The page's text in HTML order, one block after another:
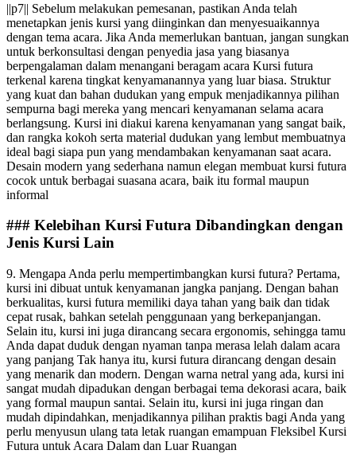
||p7|| Sebelum melakukan pemesanan, pastikan Anda telah
menetapkan jenis kursi yang diinginkan dan menyesuaikannya
dengan tema acara. Jika Anda memerlukan bantuan, jangan sungkan
untuk berkonsultasi dengan penyedia jasa yang biasanya
berpengalaman dalam menangani beragam acara Kursi futura
terkenal karena tingkat kenyamanannya yang luar biasa. Struktur
yang kuat dan bahan dudukan yang empuk menjadikannya pilihan
sempurna bagi mereka yang mencari kenyamanan selama acara
berlangsung. Kursi ini diakui karena kenyamanan yang sangat baik,
dan rangka kokoh serta material dudukan yang lembut membuatnya
ideal bagi siapa pun yang mendambakan kenyamanan saat acara.
Desain modern yang sederhana namun elegan membuat kursi futura
cocok untuk berbagai suasana acara, baik itu formal maupun
informal
### Kelebihan Kursi Futura Dibandingkan dengan
Jenis Kursi Lain
9. Mengapa Anda perlu mempertimbangkan kursi futura? Pertama,
kursi ini dibuat untuk kenyamanan jangka panjang. Dengan bahan
berkualitas, kursi futura memiliki daya tahan yang baik dan tidak
cepat rusak, bahkan setelah penggunaan yang berkepanjangan.
Selain itu, kursi ini juga dirancang secara ergonomis, sehingga tamu
Anda dapat duduk dengan nyaman tanpa merasa lelah dalam acara
yang panjang Tak hanya itu, kursi futura dirancang dengan desain
yang menarik dan modern. Dengan warna netral yang ada, kursi ini
sangat mudah dipadukan dengan berbagai tema dekorasi acara, baik
yang formal maupun santai. Selain itu, kursi ini juga ringan dan
mudah dipindahkan, menjadikannya pilihan praktis bagi Anda yang
perlu menyusun ulang tata letak ruangan emampuan Fleksibel Kursi
Futura untuk Acara Dalam dan Luar Ruangan